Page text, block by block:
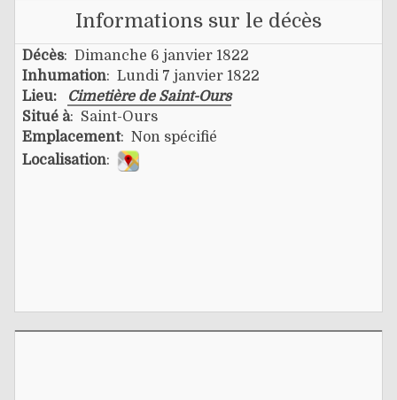
Informations sur le décès
Décès: Dimanche 6 janvier 1822
Inhumation: Lundi 7 janvier 1822
Lieu:
Cimetière de Saint-Ours
Situé à: Saint-Ours
Emplacement: Non spécifié
Localisation: